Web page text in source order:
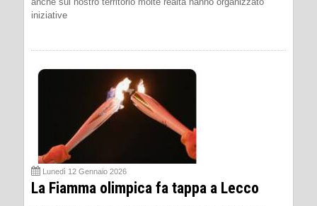
iniziative
Lunedì 12 Gennaio 2026
La Fiamma olimpica fa tappa a Lecco